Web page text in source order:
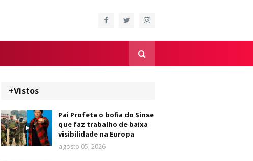
+Vistos
Pai Profeta o bofia do Sinse
que faz trabalho de baixa
visibilidade na Europa
agosto 05, 2026